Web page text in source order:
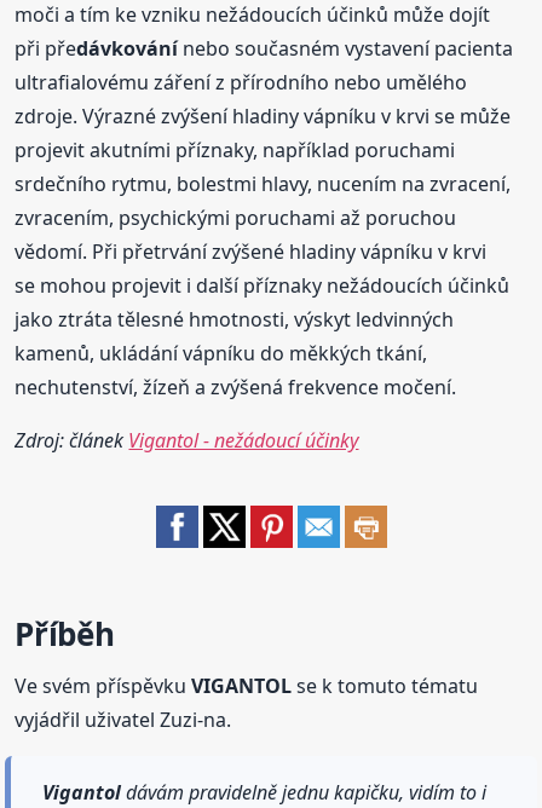
moči a tím ke vzniku nežádoucích účinků může dojít
při předávkovánínebo současném vystavení pacienta
ultrafialovému záření z přírodního nebo umělého
zdroje. Výrazné zvýšení hladiny vápníku v krvi se může
projevit akutními příznaky, například poruchami
srdečního rytmu, bolestmi hlavy, nucením na zvracení,
zvracením, psychickými poruchami až poruchou
vědomí. Při přetrvání zvýšené hladiny vápníku v krvi
se mohou projevit i další příznaky nežádoucích účinků
jako ztráta tělesné hmotnosti, výskyt ledvinných
kamenů, ukládání vápníku do měkkých tkání,
nechutenství, žízeň a zvýšená frekvence močení.
Zdroj: článek Vigantol - nežádoucí účinky
Příběh
Ve svém příspěvkuVIGANTOLse k tomuto tématu
vyjádřil uživatel Zuzi-na.
Vigantoldávám pravidelně jednu kapičku, vidím to i